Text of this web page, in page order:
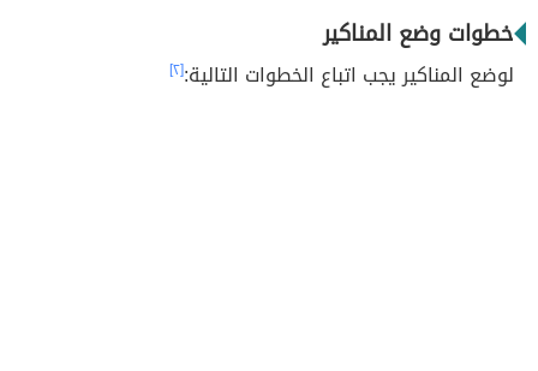
خطوات وضع المناكير
لوضع المناكير يجب اتباع الخطوات التالية:[٢]